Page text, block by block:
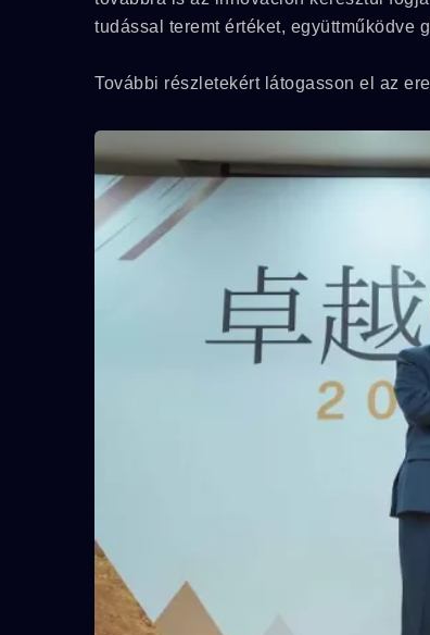
tudással teremt értéket, együttműködve
További részletekért látogasson el az